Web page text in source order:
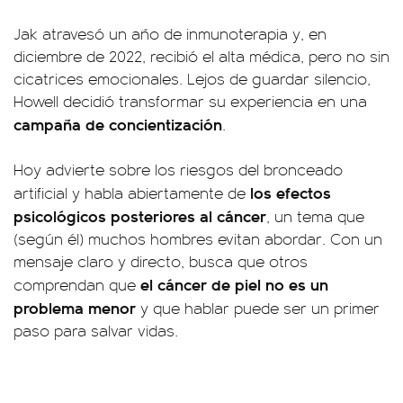
Jak atravesó un año de inmunoterapia y, en
diciembre de 2022, recibió el alta médica, pero no sin
cicatrices emocionales. Lejos de guardar silencio,
Howell decidió transformar su experiencia en una
campaña de concientización.
Hoy advierte sobre los riesgos del bronceado
artificial y habla abiertamente de los efectos
psicológicos posteriores al cáncer, un tema que
(según él) muchos hombres evitan abordar. Con un
mensaje claro y directo, busca que otros
comprendan que el cáncer de piel no es un
problema menor y que hablar puede ser un primer
paso para salvar vidas.